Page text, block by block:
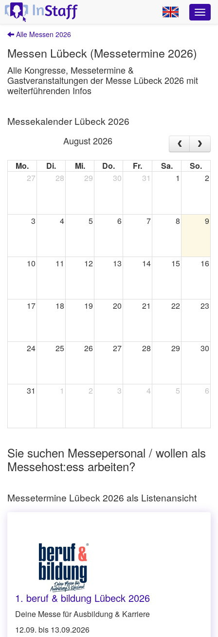
Alle Messen 2026
Messen Lübeck (Messetermine 2026)
Alle Kongresse, Messetermine &
Gastveranstaltungen der Messe Lübeck 2026 mit
weiterführenden Infos
Messekalender Lübeck 2026
August 2026
Mo. Di. Mi. Do. Fr. Sa.
So.
27
28 29 30 31 1 2
3 4 5 6 7 8 9
10 11 12 13 14 15 16
17 18 19 20 21 22 23
24 25 26 27 28 29 30
31 1 2 3 4 5 6
Sie suchen Messepersonal / wollen als
Messehost:ess arbeiten?
Messetermine Lübeck 2026 als Listenansicht
1. beruf & bildung Lübeck 2026
Deine Messe für Ausbildung & Karriere
12.09. bis 13.09.2026